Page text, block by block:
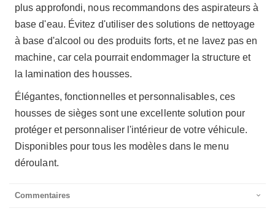
plus approfondi, nous recommandons des aspirateurs à
base d'eau. Évitez d'utiliser des solutions de nettoyage
à base d'alcool ou des produits forts, et ne lavez pas en
machine, car cela pourrait endommager la structure et
la lamination des housses.
Élégantes, fonctionnelles et personnalisables, ces
housses de sièges sont une excellente solution pour
protéger et personnaliser l'intérieur de votre véhicule.
Disponibles pour tous les modèles dans le menu
déroulant.
Commentaires